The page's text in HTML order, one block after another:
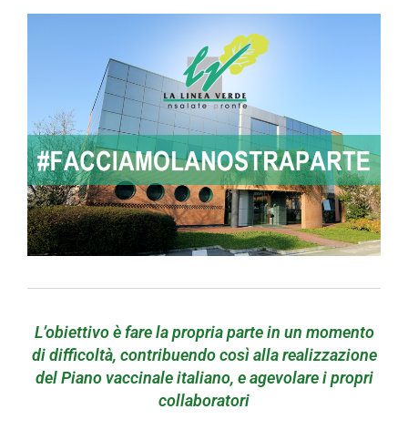
L’obiettivo è fare la propria parte in un momento
di difficoltà, contribuendo così alla realizzazione
del Piano vaccinale italiano, e agevolare i propri
collaboratori